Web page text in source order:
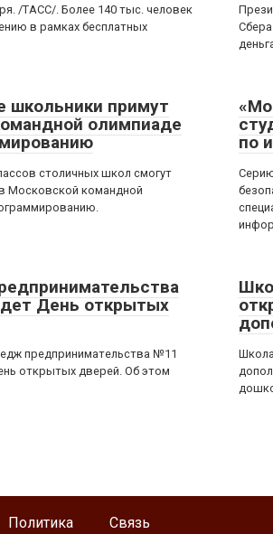
/ТАСС/. Более 140 тыс. человек
в рамках бесплатных
школьники примут
олимпиаде
столичных школ смогут
Московской командной
по
День открытых
предпринимательства №11
открытых дверей. Об этом
Политика Связь